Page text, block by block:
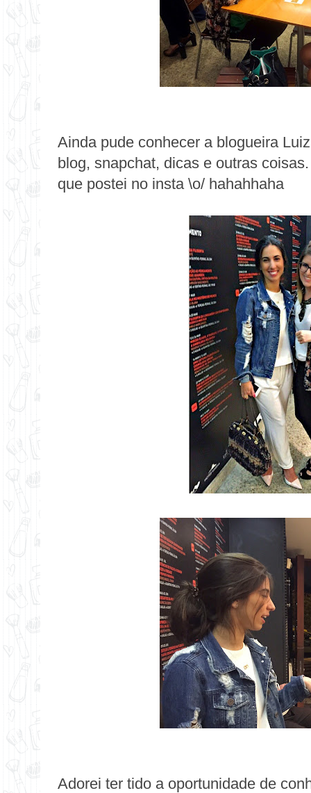
Ainda pude conhecer a blogueira
blog, snapchat, dicas e outras
que postei no insta \o/ hahahhaha
Adorei ter tido a oportunidade de